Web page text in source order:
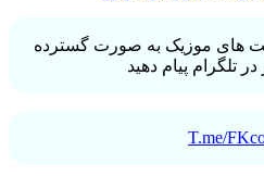
های موزیک به صورت گسترده
T.me/